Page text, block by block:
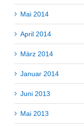
Mai 2014
April 2014
März 2014
Januar 2014
Juni 2013
Mai 2013